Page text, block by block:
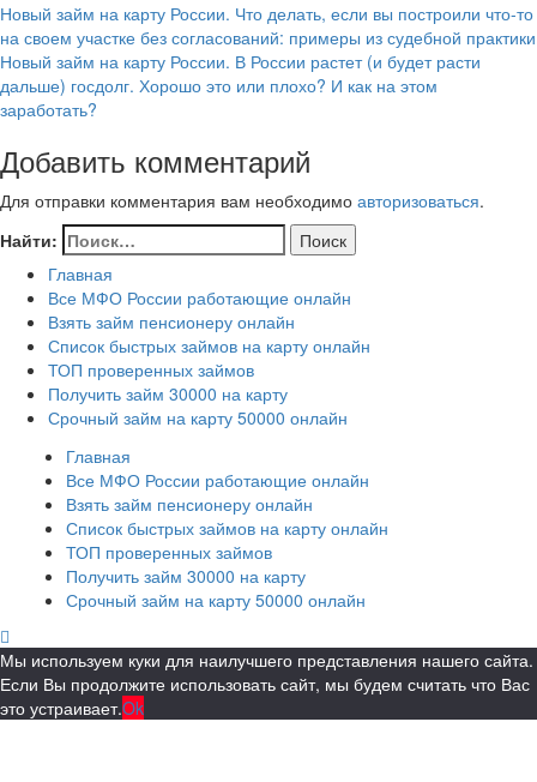
Новый займ на карту России. Что делать, если вы построили что-то
на своем участке без согласований: примеры из судебной практики
Новый займ на карту России. В России растет (и будет расти
дальше) госдолг. Хорошо это или плохо? И как на этом
заработать?
Добавить комментарий
Для отправки комментария вам необходимо авторизоваться.
Найти:
Главная
Все МФО России работающие онлайн
Взять займ пенсионеру онлайн
Список быстрых займов на карту онлайн
ТОП проверенных займов
Получить займ 30000 на карту
Срочный займ на карту 50000 онлайн
Главная
Все МФО России работающие онлайн
Взять займ пенсионеру онлайн
Список быстрых займов на карту онлайн
ТОП проверенных займов
Получить займ 30000 на карту
Срочный займ на карту 50000 онлайн
Мы используем куки для наилучшего представления нашего сайта.
Если Вы продолжите использовать сайт, мы будем считать что Вас
это устраивает.Ok